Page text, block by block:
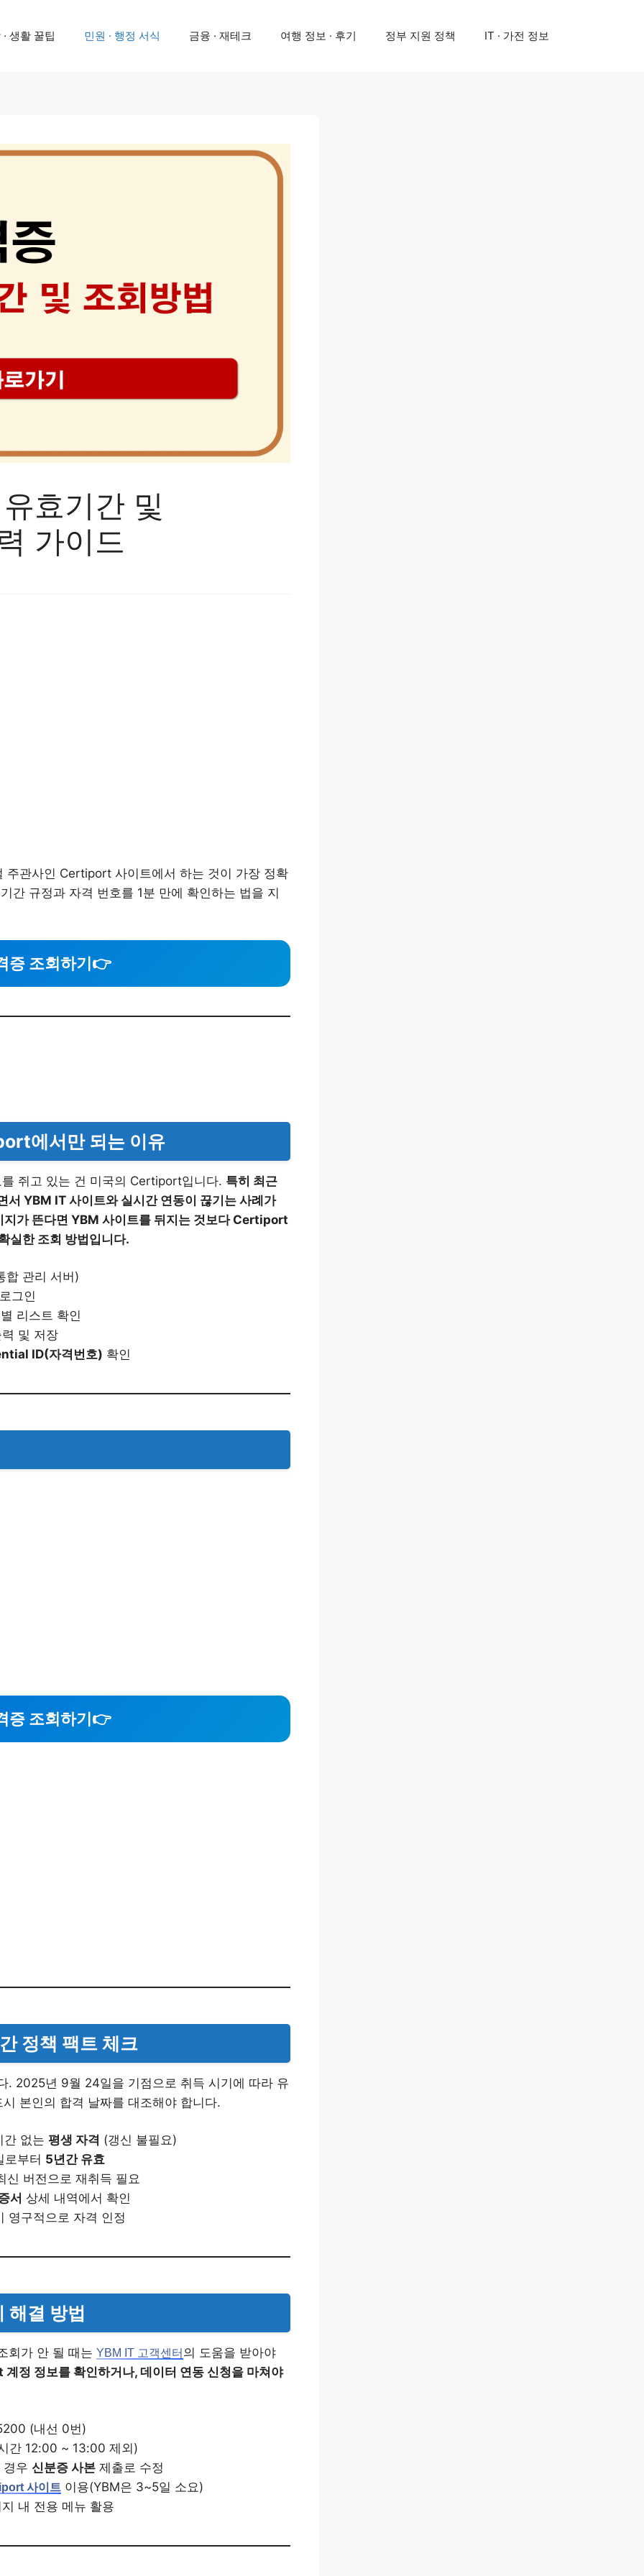
생활 꿀팁 민원 · 행정 서식 금융 · 재테크 여행 정보 · 후기 정부 지원 정책 IT · 가전 정보
효기간 및
가이드
주관사인 Certiport 사이트에서 하는 것이 가장 정확
간 규정과 자격 번호를 1분 만에 확인하는 법을 지
증 조회하기 👉
에서만 되는 이유
쥐고 있는 건 미국의 Certiport입니다. 특히 최근
YBM IT 사이트와 실시간 연동이 끊기는 사례가
지가 뜬다면 YBM 사이트를 뒤지는 것보다 Certiport
실한 조회 방법입니다.
합 관리 서버)
그인
리스트 확인
및 저장
ID(자격번호) 확인
증 조회하기 👉
정책 팩트 체크
. 2025년 9월 24일을 기점으로 취득 시기에 따라 유
본인의 합격 날짜를 대조해야 합니다.
간 없는 평생 자격 (갱신 불필요)
로부터 5년간 유효
신 버전으로 재취득 필요
서 상세 내역에서 확인
영구적으로 자격 인정
해결 방법
회가 안 될 때는 YBM IT 고객센터 의 도움을 받아야
정 정보를 확인하거나, 데이터 연동 신청을 마쳐야
(내선 0번)
간 12:00 ~ 13:00 제외)
경우 신분증 사본 제출로 수정
사이트 이용(YBM은 3~5일 소요)
내 전용 메뉴 활용